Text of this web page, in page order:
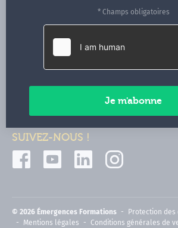
* Champs obligatoires
35000 Rennes
02 99 05 25 47
Contactez-nous
Paiements sécurisés
SUIVEZ-NOUS !
© 2026 Émergences Formations
Protection
Mentions légales
Conditions générales de